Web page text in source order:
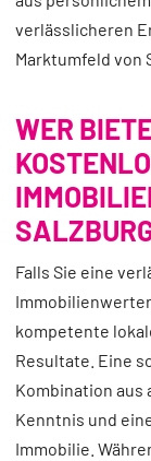
verlässlicheren
Marktumfeld von
WER
Falls Sie eine
kompetente
Resultate. Eine
Kombination
Kenntnis und
Immobilie.